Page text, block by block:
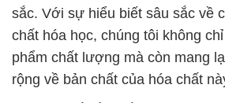
sắc. Với sự hiểu biết sâu sắc về
chất hóa học, chúng tôi không
phẩm chất lượng mà còn mang
rộng về bản chất của hóa chất